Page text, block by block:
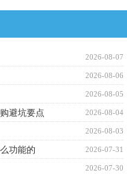
2026-08-07
2026-08-06
2026-08-05
2026-08-04
避坑要点
2026-08-03
2026-07-31
功能的
2026-07-30